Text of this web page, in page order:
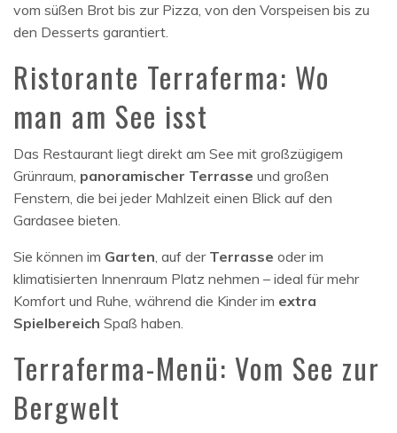
vom süßen Brot bis zur Pizza, von den Vorspeisen bis zu
den Desserts garantiert.
Ristorante Terraferma: Wo
man am See isst
Das Restaurant liegt direkt am See mit großzügigem
Grünraum, panoramischer Terrasse und großen
Fenstern, die bei jeder Mahlzeit einen Blick auf den
Gardasee bieten.
Sie können im Garten, auf der Terrasse oder im
klimatisierten Innenraum Platz nehmen – ideal für mehr
Komfort und Ruhe, während die Kinder im extra
Spielbereich Spaß haben.
Terraferma-Menü: Vom See zur
Bergwelt